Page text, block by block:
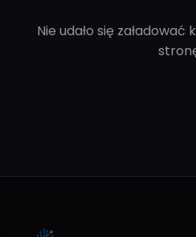
Nie udało się